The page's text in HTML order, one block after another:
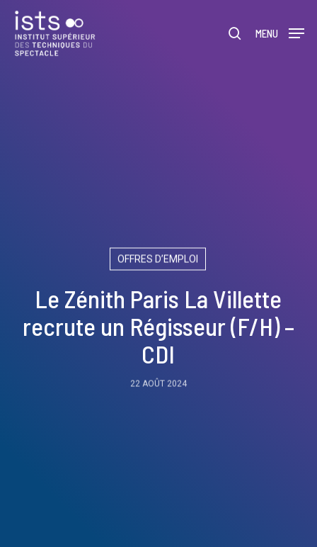
main
content
rechercher
MENU
OFFRES D’EMPLOI
Le Zénith Paris La Villette
recrute un Régisseur (F/H) –
CDI
22 AOÛT 2024